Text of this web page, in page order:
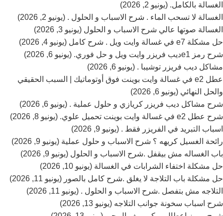
الغسالة بالكامل. (يونيو 2, 2026)
الغسالة لا تسحب الماء . شرح الاسباب و الحلول . (يونيو 2, 2026)
الغسالة صوتها عالي شرح الاسباب و الحلول (يونيو 3, 2026)
حل مشكلة e7 في غسالة وايت ويل . شرح كامل (يونيو 4, 2026)
شرح رمز e1ديب فريزر وايت ويل و حل فوري. (يونيو 6, 2026)
مشاكل ديب فريزر توشيبا . (يونيو 6, 2026)
عطل e2 في غسالة وايت بوينت فوق أوتوماتيك | السبب الحقيقي
والحل النهائي (يونيو 6, 2026)
شرح مشاكل ديب فريزر كريازي و حلول عملية . (يونيو 6, 2026)
شرح عطل e2 في غسالة وايت بوينت تحميل علوي. (يونيو 8, 2026)
اسباب التبريد في الفريزر فقط . (يونيو 9, 2026)
رائحة الغسيل كريهه ؟ شرح الاسباب و حلول عملية (يونيو 9, 2026)
باب الغساله مش بيقفل .شرح الاسباب و الحلول (يونيو 9, 2026)
حل مشكلة اختفاء الشرابات في الغسالة (يونيو 10, 2026)
حل مشكلة باب التلاجة لا يغلق .شرح كامل بالصور (يونيو 11, 2026)
التلاجه مش بتفصل .شرح الاسباب و الحلول . (يونيو 11, 2026)
شرح اسباب سخونة جوانب التلاجه (يونيو 13, 2026)